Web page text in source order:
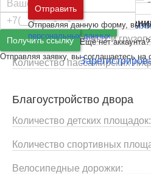
Москва и
Московская
Санкт-Петербург и
Войти
Ещё нет аккаунта?
Лифты
Количество грузовых и
Количество пассажирских
Благоустройство двора
Количество детских площадок:
Количество спортивных
Велосипедные дорожки:
Получить ссылку
Отправляя заявку, вы соглашаетесь на
Отправить
Отправляя данную форму, вы
персональных данных